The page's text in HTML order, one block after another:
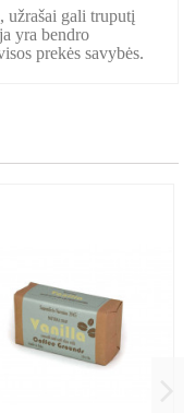
užrašai gali truputį
yra bendro
prekės savybės.